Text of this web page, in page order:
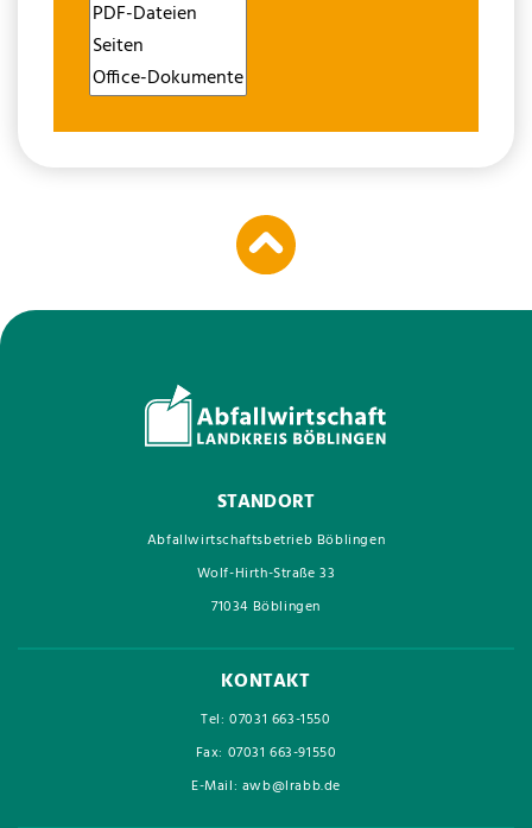
STANDORT
Abfallwirtschaftsbetrieb Böblingen
Wolf-Hirth-Straße 33
71034 Böblingen
KONTAKT
Tel: 07031 663-1550
Fax: 07031 663-91550
E-Mail: awb@lrabb.de